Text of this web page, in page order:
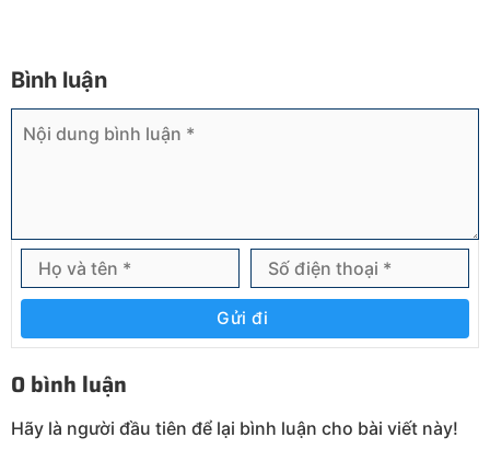
Bình luận
Gửi đi
0 bình luận
Hãy là người đầu tiên để lại bình luận cho bài viết này!